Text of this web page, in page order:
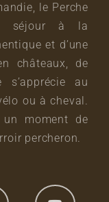
le Perche
séjour à la
et d’une
châteaux, de
au
ou à cheval.
moment de
percheron.